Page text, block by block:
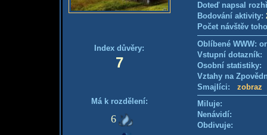
Index důvěry:
7
Má k rozdělení:
6
Doteď napsal
Bodování aktivity:
Počet návštěv
Oblíbené WWW:
Vstupní
Osobní
Vztahy na
Smajlíci: zobraz
Miluje:
Nenávidí:
Obdivuje: